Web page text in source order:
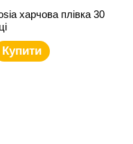
харчова плівка 30
Купити